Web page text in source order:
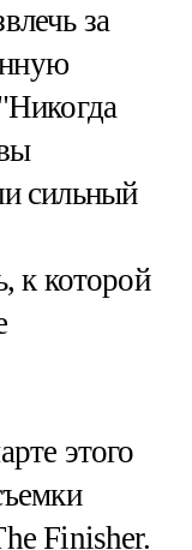
за
сильный
к которой
этого
Finisher.